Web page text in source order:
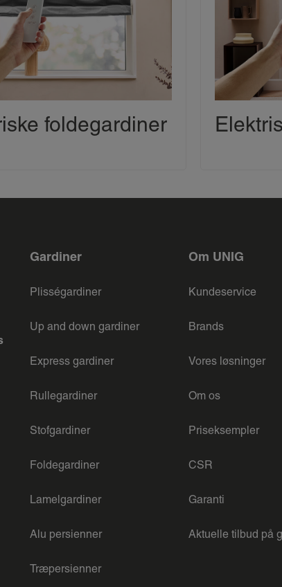
foldegardiner
Gardiner
Plisségardiner
Up and down gardiner
Express gardiner
Rullegardiner
Stofgardiner
Foldegardiner
Lamelgardiner
Alu persienner
Træpersienner
Om UNIG
Kundeservice
Brands
Vores løsninger
Om os
Priseksempler
CSR
Garanti
Aktuelle tilbud på